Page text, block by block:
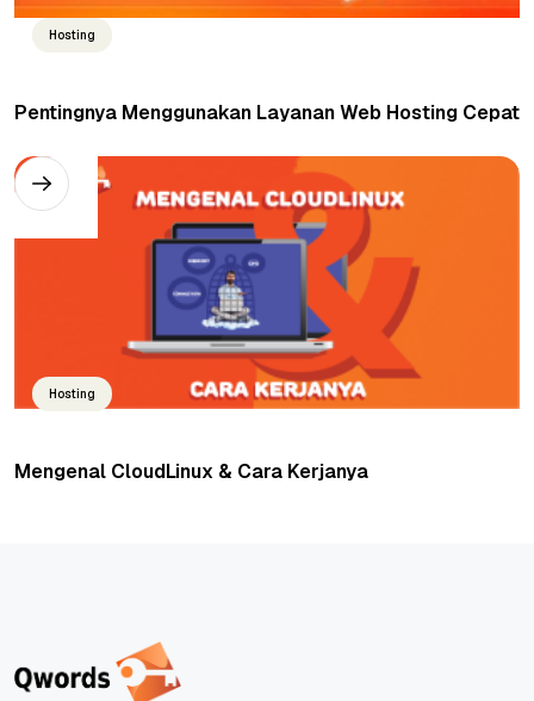
Hosting
Pentingnya Menggunakan Layanan Web Hosting Cepat
Hosting
Mengenal CloudLinux & Cara Kerjanya